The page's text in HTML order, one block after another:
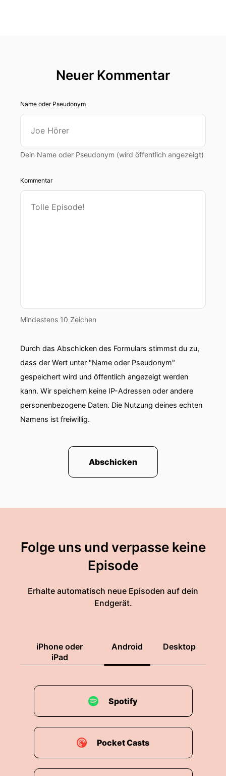
Neuer Kommentar
Name oder Pseudonym
Dein Name oder Pseudonym (wird öffentlich angezeigt)
Kommentar
Mindestens 10 Zeichen
Durch das Abschicken des Formulars stimmst du zu,
dass der Wert unter "Name oder Pseudonym"
gespeichert wird und öffentlich angezeigt werden
kann. Wir speichern keine IP-Adressen oder andere
personenbezogene Daten. Die Nutzung deines echten
Namens ist freiwillig.
Abschicken
Folge uns und verpasse keine
Episode
Erhalte automatisch neue Episoden auf dein
Endgerät.
iPhone oder
iPad
Android Desktop
Spotify
Pocket Casts